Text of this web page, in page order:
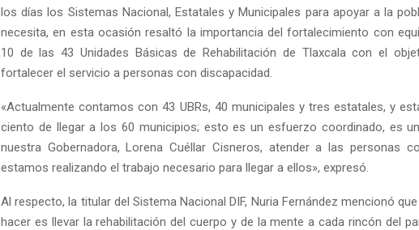
los días los Sistemas Nacional, Estatales y Municipales para apoyar a la
necesita, en esta ocasión resaltó la importancia del fortalecimiento con
10 de las 43 Unidades Básicas de Rehabilitación de Tlaxcala con el
fortalecer el servicio a personas con discapacidad.
«Actualmente contamos con 43 UBRs, 40 municipales y tres estatales, y
ciento de llegar a los 60 municipios; esto es un esfuerzo coordinado, es
nuestra Gobernadora, Lorena Cuéllar Cisneros, atender a las personas
estamos realizando el trabajo necesario para llegar a ellos», expresó.
Al respecto, la titular del Sistema Nacional DIF, Nuria Fernández mencionó
hacer es llevar la rehabilitación del cuerpo y de la mente a cada rincón del